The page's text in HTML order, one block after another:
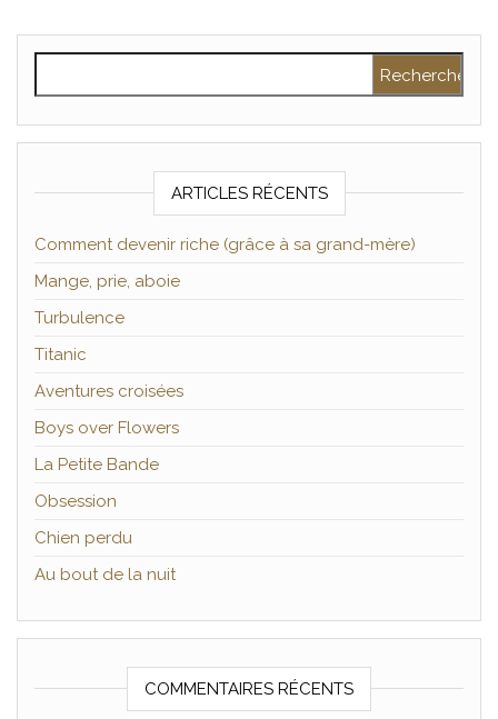
ARTICLES RÉCENTS
Comment devenir riche (grâce à sa grand-mère)
Mange, prie, aboie
Turbulence
Titanic
Aventures croisées
Boys over Flowers
La Petite Bande
Obsession
Chien perdu
Au bout de la nuit
COMMENTAIRES RÉCENTS